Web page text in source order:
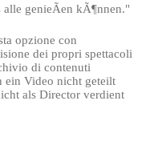
genieÃen kÃ¶nnen."
opzione con
dei propri spettacoli
di contenuti
ein Video nicht geteilt
als Director verdient